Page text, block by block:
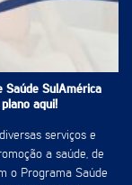
Saúde SulAmérica
aqui!
serviços e
a saúde, de
o Programa Saúde